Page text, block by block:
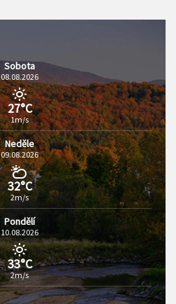
Sobota
08.08.2026
27°C
1m/s
Neděle
09.08.2026
32°C
2m/s
Pondělí
10.08.2026
33°C
2m/s